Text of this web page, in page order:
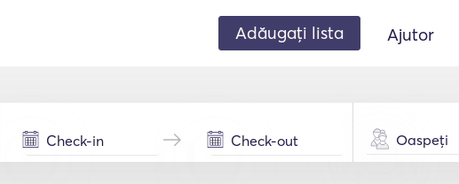
Adăugați lista Ajutor
Oaspeți